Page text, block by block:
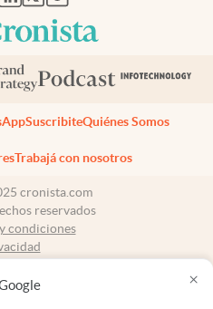
×
SuscribiteQuiénes Somos
Trabajá con nosotros
cronista.com
reservados
condiciones
7078-3270